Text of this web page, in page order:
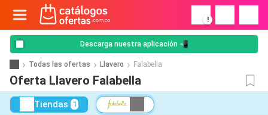
!
Descarga nuestra aplicación 📲
Todas las ofertas Llavero Falabella
Oferta Llavero Falabella
Tiendas 1